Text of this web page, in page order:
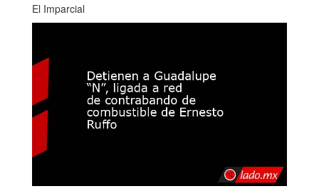
El Imparcial